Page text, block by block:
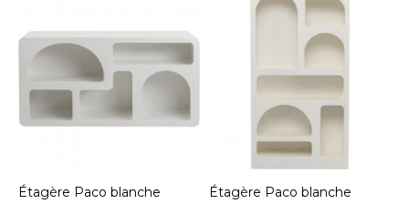
Étagère Paco blanche
Étagère Paco blanche